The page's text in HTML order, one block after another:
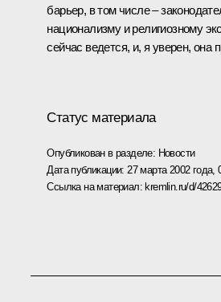
барьер, в том числе –
национализму и религиозному
сейчас ведется, и, я уверен, она
Статус материала
Опубликован в разделе: Новости
Дата публикации: 27 марта 2002 года,
Ссылка на материал:kremlin.ru/d/